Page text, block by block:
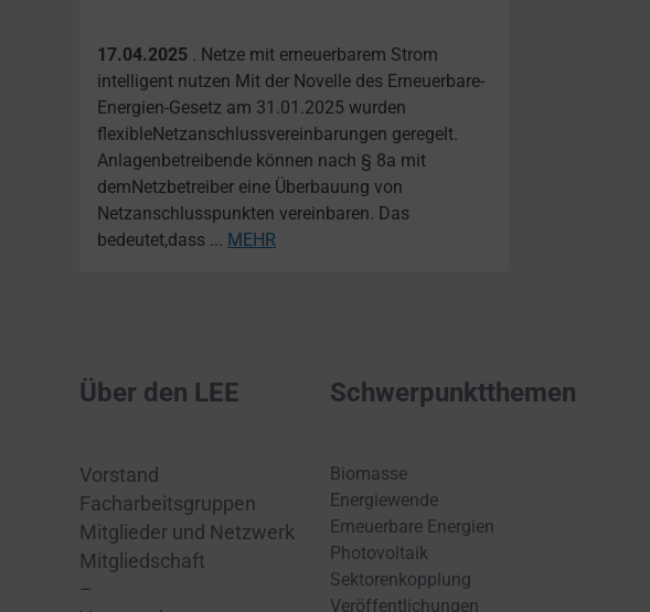
17.04.2025 . Netze mit erneuerbarem Strom
intelligent nutzen Mit der Novelle des Erneuerbare-
Energien-Gesetz am 31.01.2025 wurden
flexibleNetzanschlussvereinbarungen geregelt.
Anlagenbetreibende können nach § 8a mit
demNetzbetreiber eine Überbauung von
Netzanschlusspunkten vereinbaren. Das
bedeutet,dass ... MEHR
Über den LEE
Vorstand
Facharbeitsgruppen
Mitglieder und Netzwerk
Mitgliedschaft
–
Schwerpunktthemen
Biomasse
Energiewende
Erneuerbare Energien
Photovoltaik
Sektorenkopplung
Veröffentlichungen